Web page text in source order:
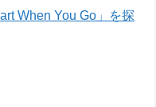
When You Go」を探